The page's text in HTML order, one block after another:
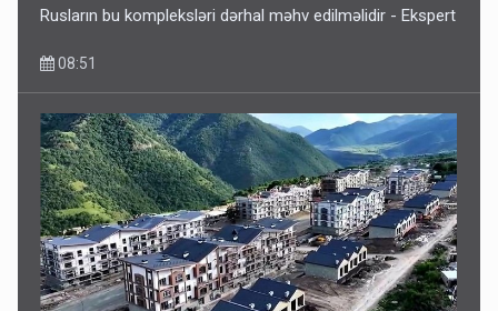
Rusların bu kompleksləri dərhal məhv edilməlidir - Ekspert
08:51